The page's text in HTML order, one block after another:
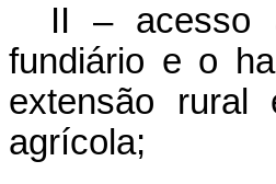
II – acesso
fundiário e o
extensão rural
agrícola;